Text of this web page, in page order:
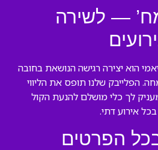
— לשירה
הוא יצירה רגישה הנושאת בחובה
הפלייבק שלנו תופס את הליווי
לך כלי מושלם להנעת הקול
אירוע דתי.
בכל הפרטים